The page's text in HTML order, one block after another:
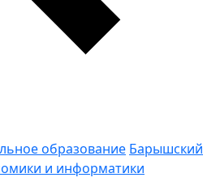
образование Барышский
и информатики